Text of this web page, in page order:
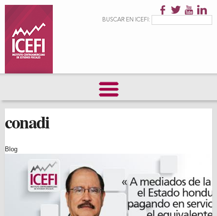
principalFormulario de
BUSCAR EN ICEFI:
conadi
Blog